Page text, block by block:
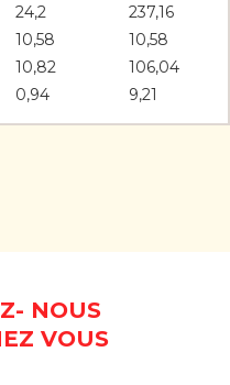
24,2
10,58
10,82
0,94
237,16
10,58
106,04
9,21
NOUS
VOUS